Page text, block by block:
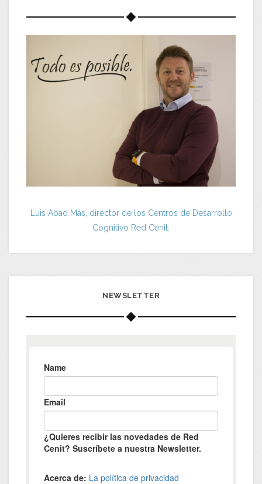
Luis Abad Más, director de los Centros de Desarrollo
Cognitivo Red Cenit.
NEWSLETTER